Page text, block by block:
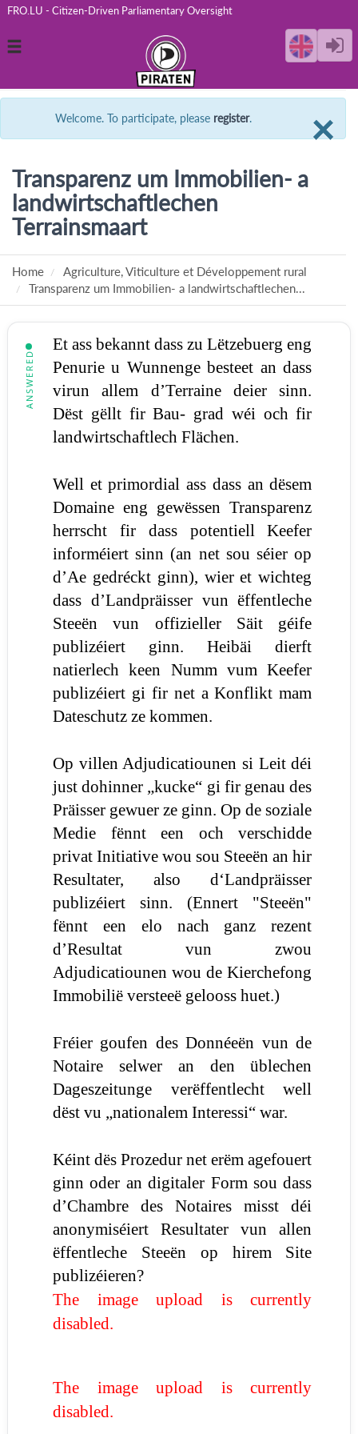
FRO.LU - Citizen-Driven Parliamentary Oversight
Toggle
×
Welcome. To participate, please register.
Transparenz um Immobilien- a
landwirtschaftlechen
Terrainsmaart
Home
Agriculture, Viticulture et Développement rural
Transparenz um Immobilien- a landwirtschaftlechen...
ANSWERED
Et ass bekannt dass zu Lëtzebuerg eng
Penurie u Wunnenge besteet an dass
virun allem d’Terraine deier sinn.
Dëst gëllt fir Bau- grad wéi och fir
landwirtschaftlech Flächen.
Well et primordial ass dass an dësem
Domaine eng gewëssen Transparenz
herrscht fir dass potentiell Keefer
informéiert sinn (an net sou séier op
d’Ae gedréckt ginn), wier et wichteg
dass d’Landpräisser vun ëffentleche
Steeën vun offizieller Säit géife
publizéiert ginn. Heibäi dierft
natierlech keen Numm vum Keefer
publizéiert gi fir net a Konflikt mam
Dateschutz ze kommen.
Op villen Adjudicatiounen si Leit déi
just dohinner „kucke“ gi fir genau des
Präisser gewuer ze ginn. Op de soziale
Medie fënnt een och verschidde
privat Initiative wou sou Steeën an hir
Resultater, also d‘Landpräisser
publizéiert sinn. (Ennert "Steeën"
fënnt een elo nach ganz rezent
d’Resultat vun zwou
Adjudicatiounen wou de Kierchefong
Immobilië versteeë gelooss huet.)
Fréier goufen des Donnéeën vun de
Notaire selwer an den üblechen
Dageszeitunge verëffentlecht well
dëst vu „nationalem Interessi“ war.
Kéint dës Prozedur net erëm agefouert
ginn oder an digitaler Form sou dass
d’Chambre des Notaires misst déi
anonymiséiert Resultater vun allen
ëffentleche Steeën op hirem Site
publizéieren?
The image upload is currently
disabled.
The image upload is currently
disabled.